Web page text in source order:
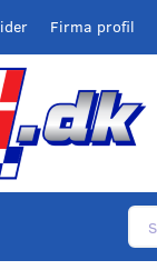
Firma profil